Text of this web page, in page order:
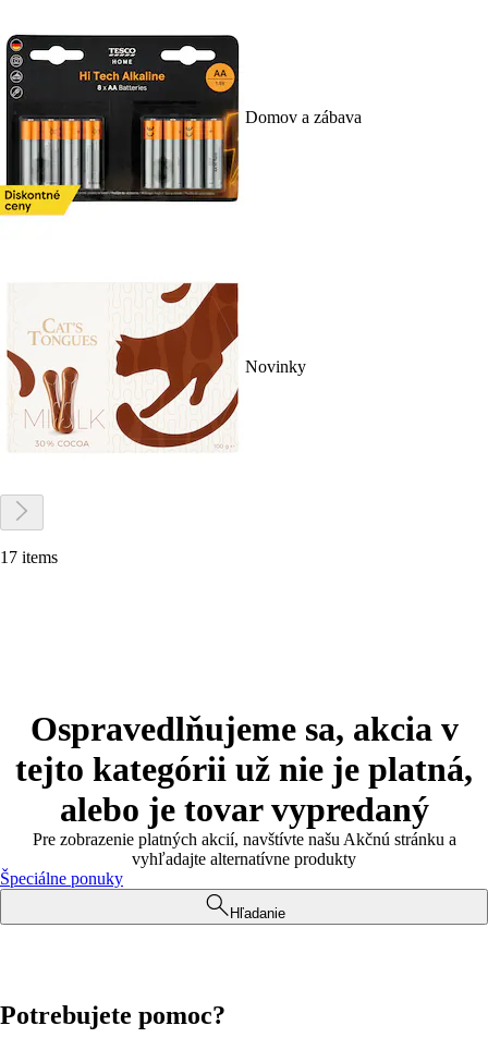
Domov a zábava
Novinky
17 items
Ospravedlňujeme sa, akcia v
tejto kategórii už nie je platná,
alebo je tovar vypredaný
Pre zobrazenie platných akcií, navštívte našu Akčnú stránku a
vyhľadajte alternatívne produkty
Špeciálne ponuky
Hľadanie
Potrebujete pomoc?